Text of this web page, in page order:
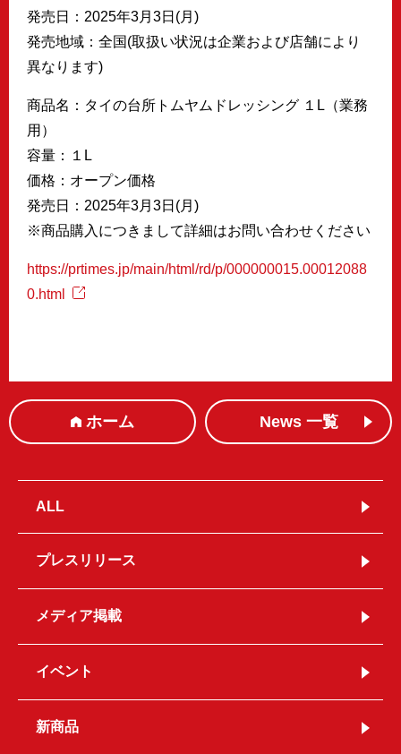
発売日：2025年3月3日(月)
発売地域：全国(取扱い状況は企業および店舗により
異なります)
商品名：タイの台所トムヤムドレッシング １L（業務
用）
容量：１L
価格：オープン価格
発売日：2025年3月3日(月)
※商品購入につきまして詳細はお問い合わせください
https://prtimes.jp/main/html/rd/p/000000015.00012088
0.html
ホーム News 一覧
ALL
プレスリリース
メディア掲載
イベント
新商品